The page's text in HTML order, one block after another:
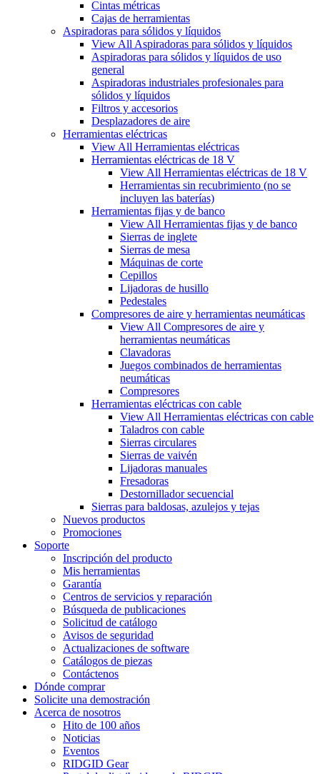
Cintas métricas
Cajas de herramientas
Aspiradoras para sólidos y líquidos
View All Aspiradoras para sólidos y líquidos
Aspiradoras para sólidos y líquidos de uso
general
Aspiradoras industriales profesionales para
sólidos y líquidos
Filtros y accesorios
Desplazadores de aire
Herramientas eléctricas
View All Herramientas eléctricas
Herramientas eléctricas de 18 V
View All Herramientas eléctricas de 18 V
Herramientas sin recubrimiento (no se
incluyen las baterías)
Herramientas fijas y de banco
View All Herramientas fijas y de banco
Sierras de inglete
Sierras de mesa
Máquinas de corte
Cepillos
Lijadoras de husillo
Pedestales
Compresores de aire y herramientas neumáticas
View All Compresores de aire y
herramientas neumáticas
Clavadoras
Juegos combinados de herramientas
neumáticas
Compresores
Herramientas eléctricas con cable
View All Herramientas eléctricas con cable
Taladros con cable
Sierras circulares
Sierras de vaivén
Lijadoras manuales
Fresadoras
Destornillador secuencial
Sierras para baldosas, azulejos y tejas
Nuevos productos
Promociones
Soporte
Inscripción del producto
Mis herramientas
Garantía
Centros de servicios y reparación
Búsqueda de publicaciones
Solicitud de catálogo
Avisos de seguridad
Actualizaciones de software
Catálogos de piezas
Contáctenos
Dónde comprar
Solicite una demostración
Acerca de nosotros
Hito de 100 años
Noticias
Eventos
RIDGID Gear